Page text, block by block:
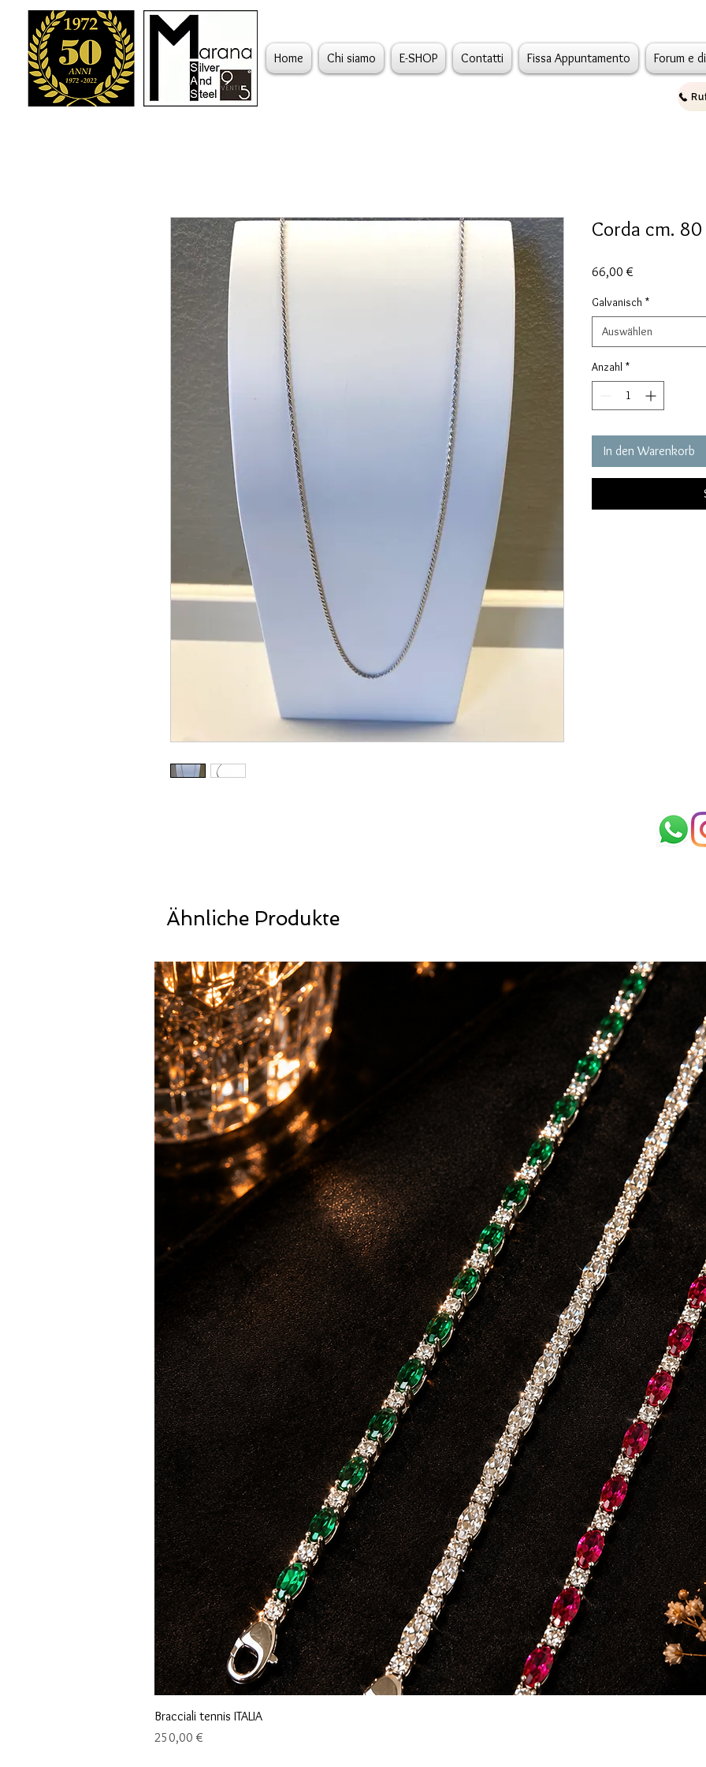
Home Chi siamo E-SHOP Contatti Fissa Appuntamento Forum e
Corda cm. 80
66,00 €
Galvanisch *
Auswählen
Anzahl *
In den Warenkorb
Ähnliche Produkte
Bracciali tennis ITALIA
Preis
250,00 €